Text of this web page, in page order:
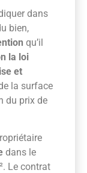
dans
bien,
qu’il
la loi
et
la surface
du prix de
dans le
Le contrat